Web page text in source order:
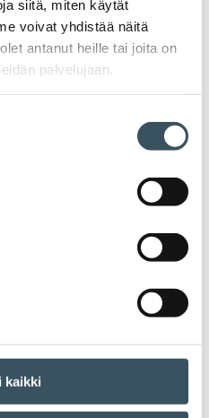
siitä, miten käytät
voivat yhdistää näitä
antanut heille tai joita on
palvelujaan.
kaikki
digitalisaatio